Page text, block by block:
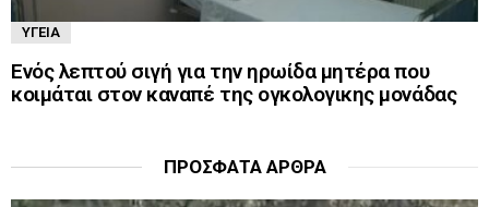
ΥΓΕΊΑ
Ενός λεπτού σιγή για την ηρωίδα μητέρα που
κοιμάται στον καναπέ της ογκολογικης μονάδας
ΠΡΌΣΦΑΤΑ ΆΡΘΡΑ